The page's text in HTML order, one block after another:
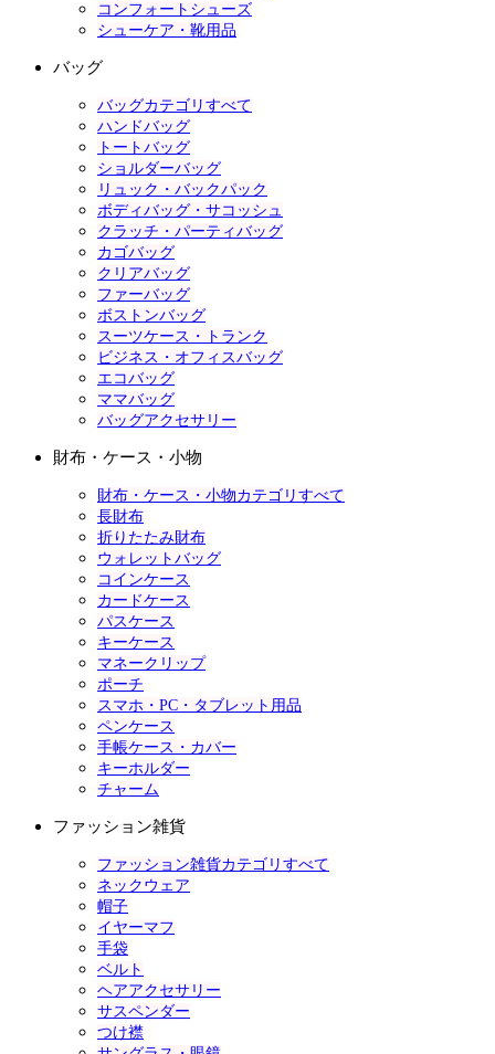
コンフォートシューズ
シューケア・靴用品
バッグ
バッグカテゴリすべて
ハンドバッグ
トートバッグ
ショルダーバッグ
リュック・バックパック
ボディバッグ・サコッシュ
クラッチ・パーティバッグ
カゴバッグ
クリアバッグ
ファーバッグ
ボストンバッグ
スーツケース・トランク
ビジネス・オフィスバッグ
エコバッグ
ママバッグ
バッグアクセサリー
財布・ケース・小物
財布・ケース・小物カテゴリすべて
長財布
折りたたみ財布
ウォレットバッグ
コインケース
カードケース
パスケース
キーケース
マネークリップ
ポーチ
スマホ・PC・タブレット用品
ペンケース
手帳ケース・カバー
キーホルダー
チャーム
ファッション雑貨
ファッション雑貨カテゴリすべて
ネックウェア
帽子
イヤーマフ
手袋
ベルト
ヘアアクセサリー
サスペンダー
つけ襟